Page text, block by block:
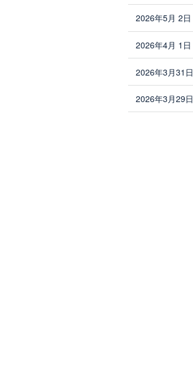
2026年5月 2日
2026年4月 1日
2026年3月31日
2026年3月29日